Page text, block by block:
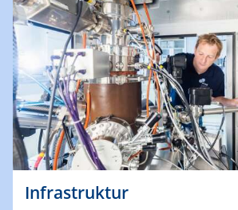
Infrastruktur